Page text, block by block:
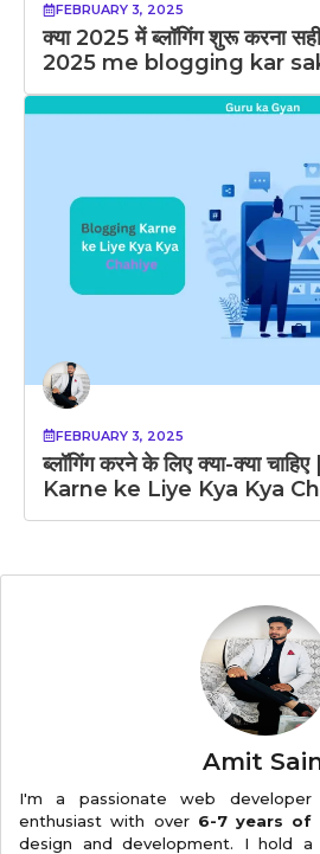
FEBRUARY 3, 2025
क्या 2025 में ब्लॉगिंग शुरू करना
2025 me blogging kar
FEBRUARY 3, 2025
ब्लॉगिंग करने के लिए क्या-क्या
Karne ke Liye Kya Kya
Amit
I'm a passionate web
enthusiast with over 6-7 years of
design and development. I hold a